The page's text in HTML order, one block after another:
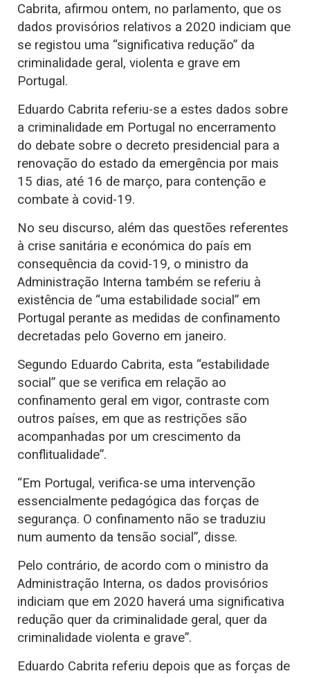
Cabrita, afirmou ontem, no parlamento, que os
dados provisórios relativos a 2020 indiciam que
se registou uma “significativa redução” da
criminalidade geral, violenta e grave em
Portugal.
Eduardo Cabrita referiu-se a estes dados sobre
a criminalidade em Portugal no encerramento
do debate sobre o decreto presidencial para a
renovação do estado da emergência por mais
15 dias, até 16 de março, para contenção e
combate à covid-19.
No seu discurso, além das questões referentes
à crise sanitária e económica do país em
consequência da covid-19, o ministro da
Administração Interna também se referiu à
existência de “uma estabilidade social” em
Portugal perante as medidas de confinamento
decretadas pelo Governo em janeiro.
Segundo Eduardo Cabrita, esta “estabilidade
social” que se verifica em relação ao
confinamento geral em vigor, contraste com
outros países, em que as restrições são
acompanhadas por um crescimento da
conflitualidade”.
“Em Portugal, verifica-se uma intervenção
essencialmente pedagógica das forças de
segurança. O confinamento não se traduziu
num aumento da tensão social”, disse.
Pelo contrário, de acordo com o ministro da
Administração Interna, os dados provisórios
indiciam que em 2020 haverá uma significativa
redução quer da criminalidade geral, quer da
criminalidade violenta e grave”.
Eduardo Cabrita referiu depois que as forças de